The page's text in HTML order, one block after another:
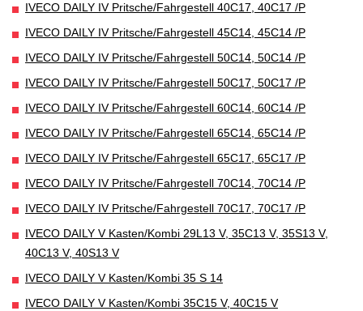
IVECO DAILY IV Pritsche/Fahrgestell 40C17, 40C17 /P
IVECO DAILY IV Pritsche/Fahrgestell 45C14, 45C14 /P
IVECO DAILY IV Pritsche/Fahrgestell 50C14, 50C14 /P
IVECO DAILY IV Pritsche/Fahrgestell 50C17, 50C17 /P
IVECO DAILY IV Pritsche/Fahrgestell 60C14, 60C14 /P
IVECO DAILY IV Pritsche/Fahrgestell 65C14, 65C14 /P
IVECO DAILY IV Pritsche/Fahrgestell 65C17, 65C17 /P
IVECO DAILY IV Pritsche/Fahrgestell 70C14, 70C14 /P
IVECO DAILY IV Pritsche/Fahrgestell 70C17, 70C17 /P
IVECO DAILY V Kasten/Kombi 29L13 V, 35C13 V, 35S13 V,
40C13 V, 40S13 V
IVECO DAILY V Kasten/Kombi 35 S 14
IVECO DAILY V Kasten/Kombi 35C15 V, 40C15 V